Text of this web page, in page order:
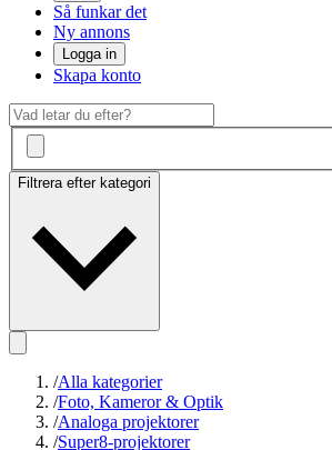
Så funkar det
Ny annons
Logga in
Skapa konto
Filtrera efter kategori
/Alla kategorier
/Foto, Kameror & Optik
/Analoga projektorer
/Super8-projektorer